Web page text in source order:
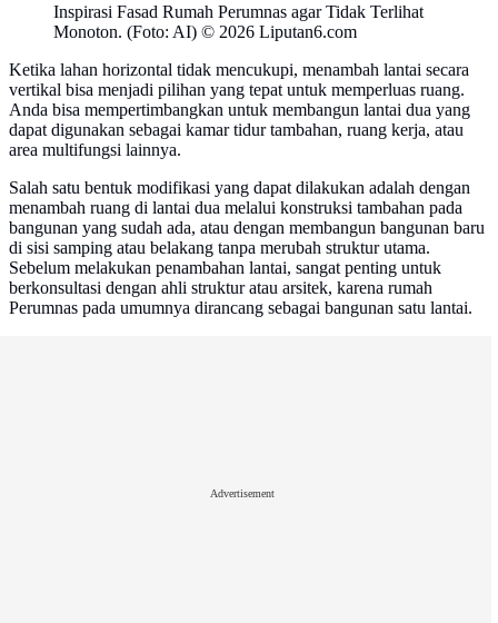
Inspirasi Fasad Rumah Perumnas agar Tidak Terlihat
Monoton. (Foto: AI) © 2026 Liputan6.com
Ketika lahan horizontal tidak mencukupi, menambah lantai secara
vertikal bisa menjadi pilihan yang tepat untuk memperluas ruang.
Anda bisa mempertimbangkan untuk membangun lantai dua yang
dapat digunakan sebagai kamar tidur tambahan, ruang kerja, atau
area multifungsi lainnya.
Salah satu bentuk modifikasi yang dapat dilakukan adalah dengan
menambah ruang di lantai dua melalui konstruksi tambahan pada
bangunan yang sudah ada, atau dengan membangun bangunan baru
di sisi samping atau belakang tanpa merubah struktur utama.
Sebelum melakukan penambahan lantai, sangat penting untuk
berkonsultasi dengan ahli struktur atau arsitek, karena rumah
Perumnas pada umumnya dirancang sebagai bangunan satu lantai.
Advertisement